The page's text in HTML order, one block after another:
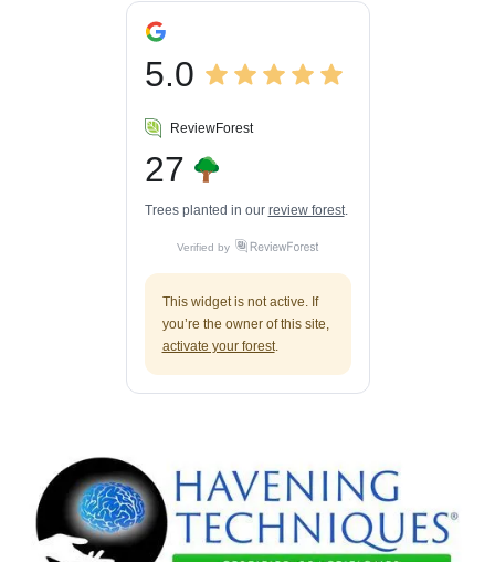
5.0
ReviewForest
27
Trees planted in our review forest.
Verified by
This widget is not active. If
you’re the owner of this site,
activate your forest.